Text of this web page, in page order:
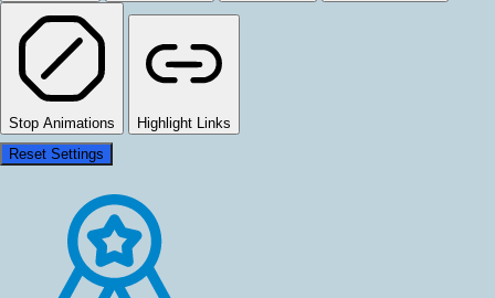
Stop Animations
Highlight Links
Reset Settings